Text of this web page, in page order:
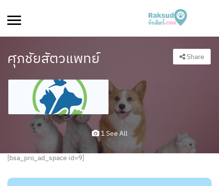
ศุภชัยสัตวแพทย์ Share
1 See All
[bsa_pro_ad_space id=9]